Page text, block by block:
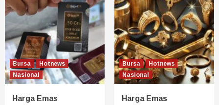
Bursa
Hotnews
Nasional
Harga Emas
Bursa
Hotnews
Nasional
Harga Emas